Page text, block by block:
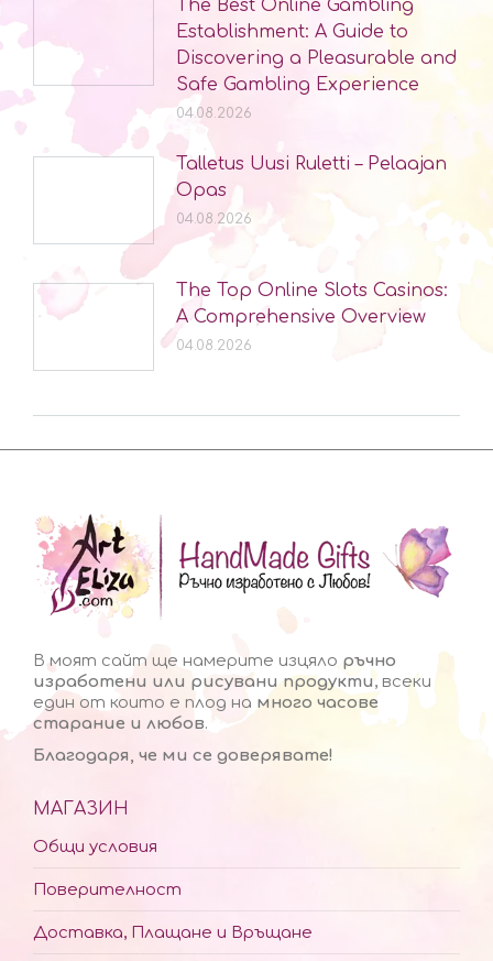
The Best Online Gambling
Establishment: A Guide to
Discovering a Pleasurable and
Safe Gambling Experience
04.08.2026
Talletus Uusi Ruletti – Pelaajan
Opas
04.08.2026
The Top Online Slots Casinos:
A Comprehensive Overview
04.08.2026
В моят сайт ще намерите изцяло ръчно
изработени или рисувани продукти, всеки
един от които е плод на много часове
старание и любов.
Благодаря, че ми се доверявате!
МАГАЗИН
Общи условия
Поверителност
Доставка, Плащане и Връщане